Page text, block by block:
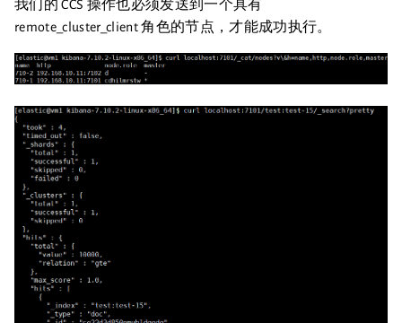
我们的 CCS 操作也必须发送到一个具有
remote_cluster_client 角色的节点，才能成功执行。